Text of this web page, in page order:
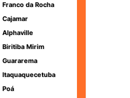
Franco da Rocha
Cajamar
Alphaville
Biritiba Mirim
Guararema
Itaquaquecetuba
Poá